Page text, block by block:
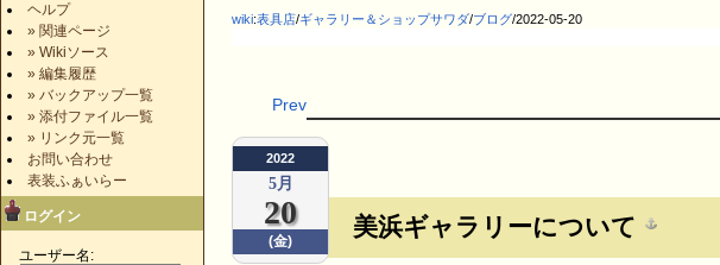
ヘルプ
» 関連ページ
» Wikiソース
» 編集履歴
» バックアップ一覧
» 添付ファイル一覧
» リンク元一覧
お問い合わせ
表装ふぁいらー
ログイン
ユーザー名:
wiki:表具店/ギャラリー＆ショップサワダ/ブログ/2022-05-20
Prev
2022
5月
20
(金)
美浜ギャラリーについて